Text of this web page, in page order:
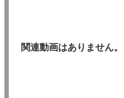
関連動画はありません。